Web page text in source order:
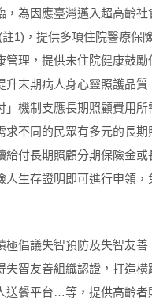
，為因應臺灣邁入超高齡
1)，提供多項住院醫療保
管理，提供未住院健康鼓
升末期病人身心靈照護品
」機制支應長期照顧費用
求不同的民眾有多元的長
給付長期照顧分期保險金
人生存證明即可進行申領
極倡議失智預防及失智友
失智友善組織認證，打造
送餐平台…等，提供高齡者